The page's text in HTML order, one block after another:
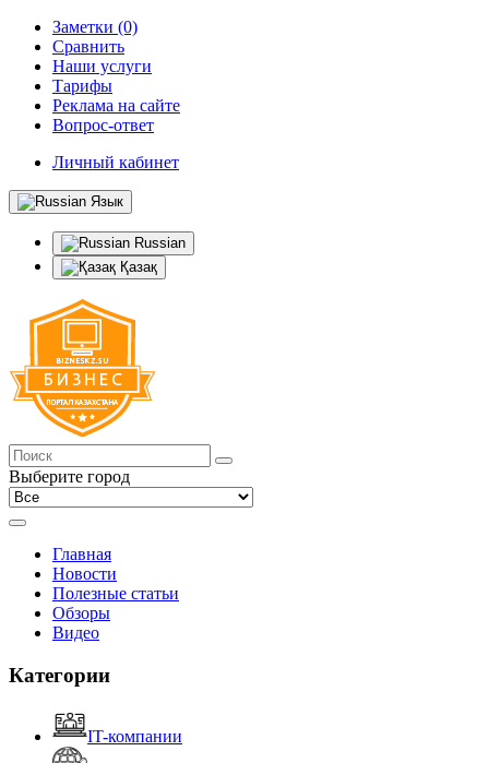
Заметки (0)
Сравнить
Наши услуги
Тарифы
Реклама на сайте
Вопрос-ответ
Личный кабинет
Язык
Russian
Қазақ
Выберите город
Главная
Новости
Полезные статьи
Обзоры
Видео
Категории
IT-компании